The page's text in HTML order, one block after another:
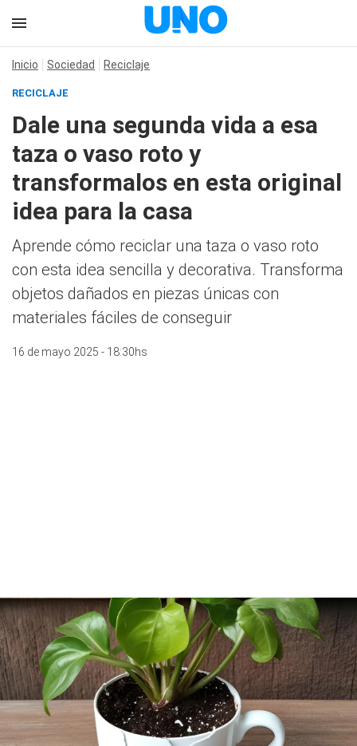
Inicio Sociedad Reciclaje
RECICLAJE
Dale una segunda vida a esa
taza o vaso roto y
transformalos en esta original
idea para la casa
Aprende cómo reciclar una taza o vaso roto
con esta idea sencilla y decorativa. Transforma
objetos dañados en piezas únicas con
materiales fáciles de conseguir
16 de mayo 2025 - 18:30hs